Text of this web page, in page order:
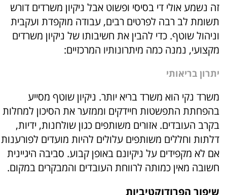
זה נשמע אולי די בסיסי ופשוט אבל ניקיון משרדים דורש
תשומת לב רבה לפרטים רבים, עבודה מוקפדת ועקבית
וניהול שוטף. כדי להבין את חשיבותו של ניקיון משרדים
מקצועי, נמנה כמה מיתרונותיו המרכזיים:
יתרון בריאותי
משרד נקי הוא משרד בריא יותר. ניקיון שוטף מסייע
בהפחתת התפשטות חיידקים וממזער את הסיכון למחלות
בקרב העובדים. אזורים משותפים כגון שולחנות, ידיות,
דלתות וחללים משותפים עלולים להיות מועדים לפורענות
אם לא מקפידים על ניקיונם באופן קבוע. סביבה היגיינית
חשובה מאין כמותה לרווחת העובדים והמבקרים במקום.
שיפור הפרודוקטיביות